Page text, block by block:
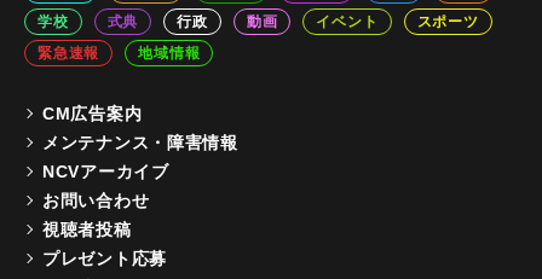
学校
式典 行政 動画 イベント
スポーツ
緊急速報
地域情報
CM広告案内
メンテナンス・障害情報
NCVアーカイブ
お問い合わせ
視聴者投稿
プレゼント応募